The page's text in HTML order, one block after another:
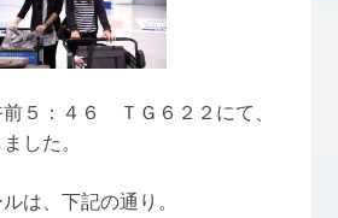
５：４６ ＴＧ６２２にて、
した。
は、下記の通り。